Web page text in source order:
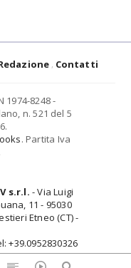
Contatti
1974-8248 -
n. 521 del 5
. Partita Iva
s.r.l. - Via Luigi
11 - 95030
Etneo (CT) -
+39.0952830326